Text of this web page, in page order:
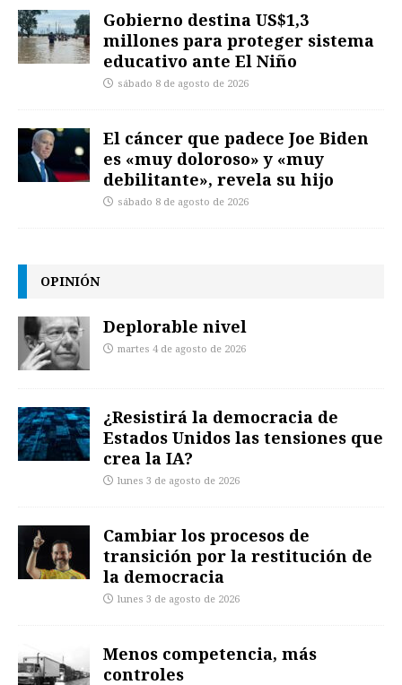
Gobierno destina US$1,3
millones para proteger sistema
educativo ante El Niño
sábado 8 de agosto de 2026
El cáncer que padece Joe Biden
es «muy doloroso» y «muy
debilitante», revela su hijo
sábado 8 de agosto de 2026
OPINIÓN
Deplorable nivel
martes 4 de agosto de 2026
¿Resistirá la democracia de
Estados Unidos las tensiones que
crea la IA?
lunes 3 de agosto de 2026
Cambiar los procesos de
transición por la restitución de
la democracia
lunes 3 de agosto de 2026
Menos competencia, más
controles